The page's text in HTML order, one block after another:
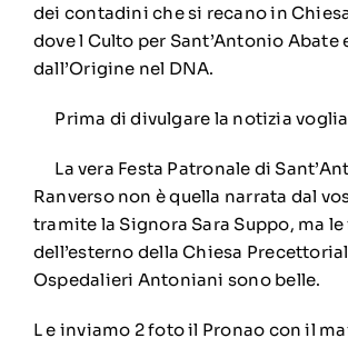
dei contadini che si recano in
dove l Culto per Sant’Antonio Abate
dall’Origine nel DNA.
Prima di divulgare la notizia
La vera Festa Patronale di
Ranverso non è quella narrata dal
tramite la Signora Sara Suppo, ma
dell’esterno della Chiesa
Ospedalieri Antoniani sono belle.
L e inviamo 2 foto il Pronao con il